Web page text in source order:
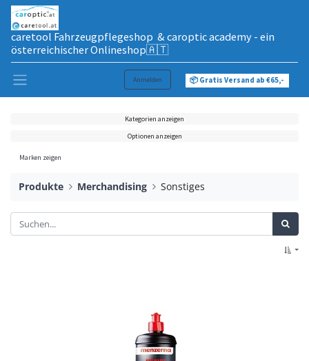
caretool Fahrzeugpflegeshop & caroptic academy - ein
österreichischer Onlineshop🇦🇹
Anmelden 📦 Gratis Versand ab €65,-
Kategorien anzeigen
Optionen anzeigen
Marken zeigen
Produkte Merchandising Sonstiges